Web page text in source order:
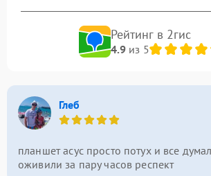
Рейтинг в 2гис
4.9из 5
Глеб
планшет асус просто потух и все
оживили за пару часов респект